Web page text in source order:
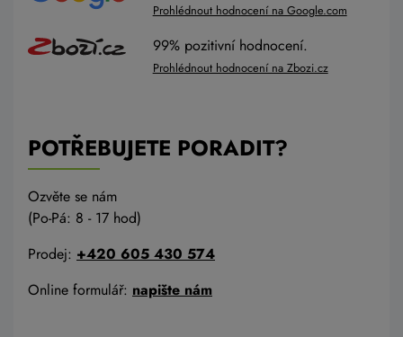
Prohlédnout hodnocení na Google.com
99% pozitivní hodnocení.
Prohlédnout hodnocení na Zbozi.cz
POTŘEBUJETE PORADIT?
Ozvěte se nám
(Po-Pá: 8 - 17 hod)
Prodej: +420 605 430 574
Online formulář: napište nám